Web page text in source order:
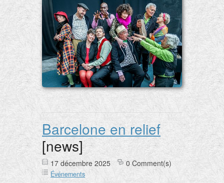
Barcelone en relief
[news]
17 décembre 2025 0 Comment(s)
Événements